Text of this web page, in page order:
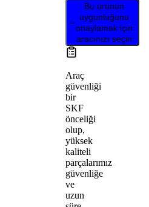
Bu ürünün
uygunluğunu
onaylamak için
aracınızı seçin
Araç
güvenliği
bir
SKF
önceliği
olup,
yüksek
kaliteli
parçalarımız
güvenliğe
ve
uzun